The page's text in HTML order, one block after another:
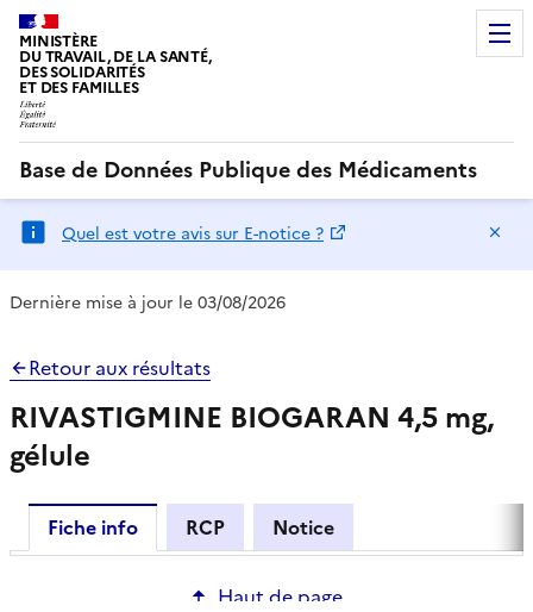
MINISTÈRE
DU TRAVAIL, DE LA SANTÉ,
DES SOLIDARITÉS
ET DES FAMILLES
Base de Données Publique des Médicaments
Quel est votre avis sur E-notice ?
Dernière mise à jour le 03/08/2026
Retour aux résultats
RIVASTIGMINE BIOGARAN 4,5 mg,
gélule
Fiche info RCP Notice
Haut de page